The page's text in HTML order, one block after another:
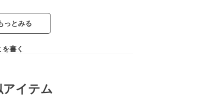
っとみる
を書く
イテム